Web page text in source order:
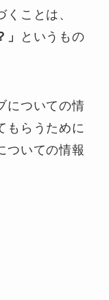
ことは、
というもの
についての情
もらうために
ついての情報